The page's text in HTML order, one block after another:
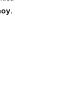
.